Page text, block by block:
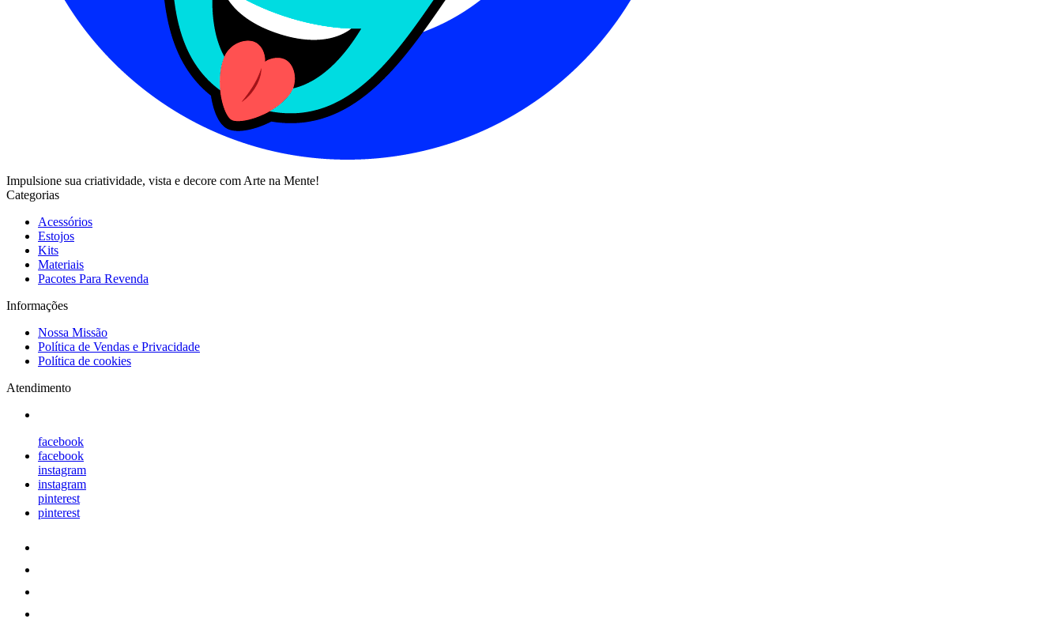
Impulsione sua criatividade, vista e decore com Arte na Mente!
Categorias
Acessórios
Estojos
Kits
Materiais
Pacotes Para Revenda
Informações
Nossa Missão
Política de Vendas e Privacidade
Política de cookies
Atendimento
facebook
facebook
instagram
instagram
pinterest
pinterest